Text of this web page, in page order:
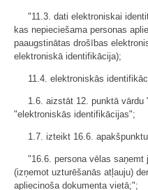
"11.3. dati elektroniskai
kas nepieciešama personas
paaugstinātas drošības
elektroniskā identifikācija);
11.4. elektroniskās
1.6. aizstāt 12. punktā
"elektroniskās identifikācijas";
1.7. izteikt 16.6.
"16.6. persona vēlas saņemt
(izņemot uzturēšanās atļauju)
apliecinoša dokumenta vietā;";